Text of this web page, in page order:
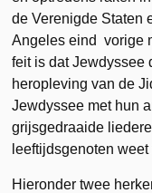
de Verenigde Staten
Angeles eind vorige
feit is dat
heropleving van de
Jewdyssee met hun
grijsgedraaide
leeftijdsgenoten
Hieronder twee